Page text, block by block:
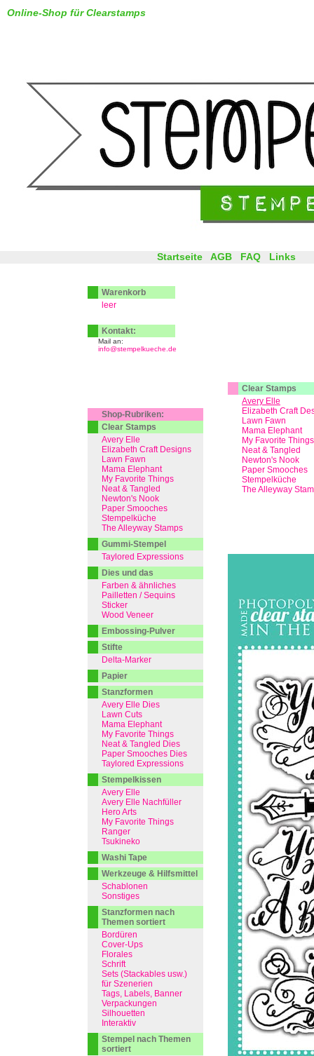
Online-Shop für Clearstamps
Clear Stamps
Avery Elle
Elizabeth Craft
Lawn Fawn
Mama Elephant
My Favorite Things
Neat & Tangled
Newton's Nook
Paper Smooches
Stempelküche
The Alleyway
Startseite AGB FAQ Links
Warenkorb
leer
Kontakt:
Mail an:
info@stempelkueche.de
Shop-Rubriken:
Clear Stamps
Avery Elle
Elizabeth Craft Designs
Lawn Fawn
Mama Elephant
My Favorite Things
Neat & Tangled
Newton's Nook
Paper Smooches
Stempelküche
The Alleyway Stamps
Gummi-Stempel
Taylored Expressions
Dies und das
Farben & ähnliches
Pailletten / Sequins
Sticker
Wood Veneer
Embossing-Pulver
Stifte
Delta-Marker
Papier
Stanzformen
Avery Elle Dies
Lawn Cuts
Mama Elephant
My Favorite Things
Neat & Tangled Dies
Paper Smooches Dies
Taylored Expressions
Stempelkissen
Avery Elle
Avery Elle Nachfüller
Hero Arts
My Favorite Things
Ranger
Tsukineko
Washi Tape
Werkzeuge & Hilfsmittel
Schablonen
Sonstiges
Stanzformen nach
Themen sortiert
Bordüren
Cover-Ups
Florales
Schrift
Sets (Stackables usw.)
für Szenerien
Tags, Labels, Banner
Verpackungen
Silhouetten
Interaktiv
Stempel nach Themen
sortiert